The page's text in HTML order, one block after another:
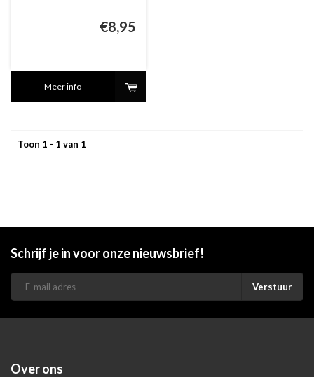
€8,95
Meer info
Toon 1 - 1 van 1
Schrijf je in voor onze nieuwsbrief!
Verstuur
Over ons